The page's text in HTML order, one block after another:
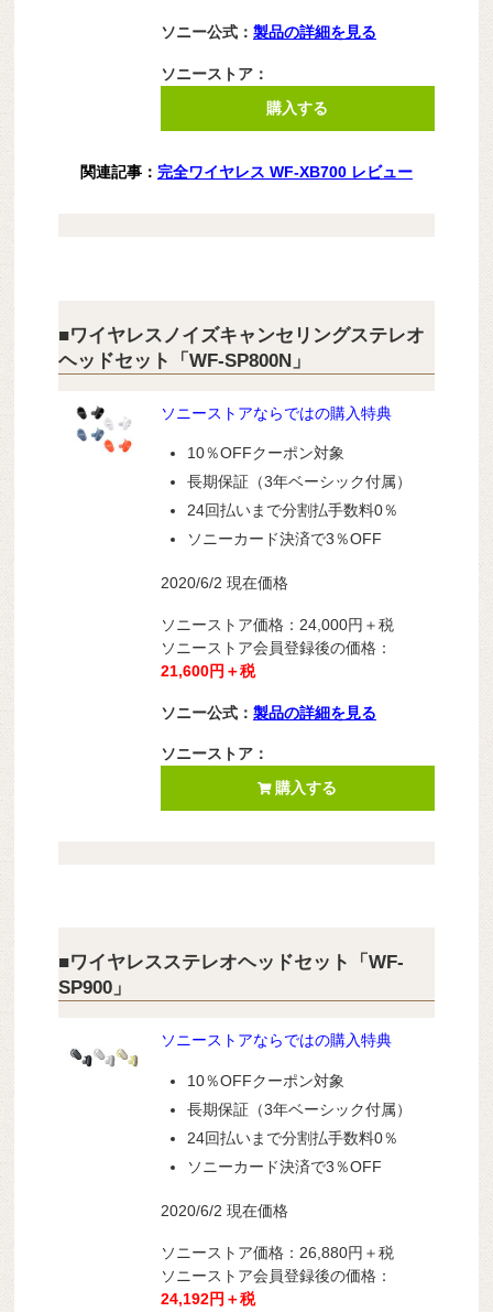
ソニー公式： 製品の詳細を見る
ソニーストア：
購入する
関連記事： 完全ワイヤレス WF-XB700 レビュー
■ワイヤレスノイズキャンセリングステレオ
ヘッドセット「WF-SP800N」
ソニーストアならではの購入特典
10％OFFクーポン対象
長期保証（3年ベーシック付属）
24回払いまで分割払手数料0％
ソニーカード決済で3％OFF
2020/6/2 現在価格
ソニーストア価格：24,000円＋税
ソニーストア会員登録後の価格：
21,600円＋税
ソニー公式： 製品の詳細を見る
ソニーストア：
購入する
■ワイヤレスステレオヘッドセット「WF-
SP900」
ソニーストアならではの購入特典
10％OFFクーポン対象
長期保証（3年ベーシック付属）
24回払いまで分割払手数料0％
ソニーカード決済で3％OFF
2020/6/2 現在価格
ソニーストア価格：26,880円＋税
ソニーストア会員登録後の価格：
24,192円＋税